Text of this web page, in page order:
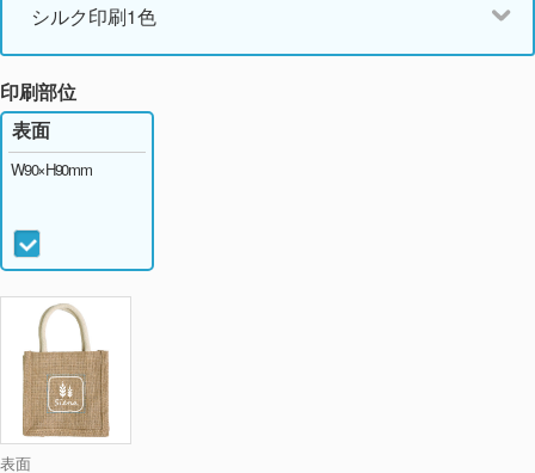
シルク印刷1色
印刷部位
表面
表面
W90×H90mm